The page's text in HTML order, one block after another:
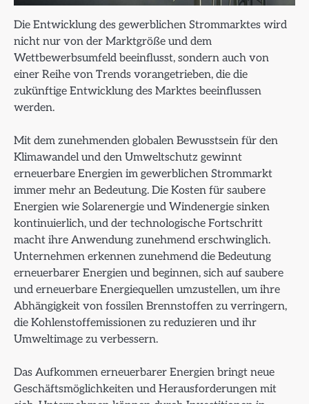
Die Entwicklung des gewerblichen Strommarktes wird
nicht nur von der Marktgröße und dem
Wettbewerbsumfeld beeinflusst, sondern auch von
einer Reihe von Trends vorangetrieben, die die
zukünftige Entwicklung des Marktes beeinflussen
werden.
Mit dem zunehmenden globalen Bewusstsein für den
Klimawandel und den Umweltschutz gewinnt
erneuerbare Energien im gewerblichen Strommarkt
immer mehr an Bedeutung. Die Kosten für saubere
Energien wie Solarenergie und Windenergie sinken
kontinuierlich, und der technologische Fortschritt
macht ihre Anwendung zunehmend erschwinglich.
Unternehmen erkennen zunehmend die Bedeutung
erneuerbarer Energien und beginnen, sich auf saubere
und erneuerbare Energiequellen umzustellen, um ihre
Abhängigkeit von fossilen Brennstoffen zu verringern,
die Kohlenstoffemissionen zu reduzieren und ihr
Umweltimage zu verbessern.
Das Aufkommen erneuerbarer Energien bringt neue
Geschäftsmöglichkeiten und Herausforderungen mit